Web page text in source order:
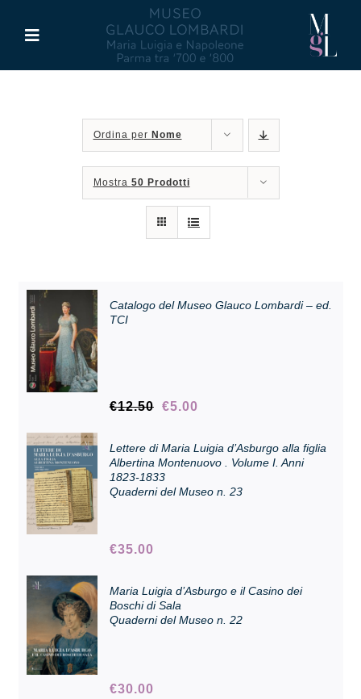
contenuto
Toggle
Maria Luigia d’Asburgo
Attività
Pubblicazioni
Contatti e biglietti
Accessibilità
Cerca
English
Ordina per Nome
Mostra 50 Prodotti
Catalogo del Museo Glauco Lombardi – ed.
TCI
€12.50 Il
era:
€12.50.
€5.00Il
è:
Lettere di Maria Luigia d’Asburgo alla figlia
Albertina Montenuovo . Volume I. Anni
1823-1833
Quaderni del Museo n. 23
€35.00
Maria Luigia d’Asburgo e il Casino dei
Boschi di Sala
Quaderni del Museo n. 22
€30.00